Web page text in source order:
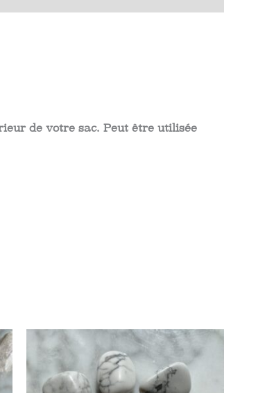
de votre sac. Peut être utilisée